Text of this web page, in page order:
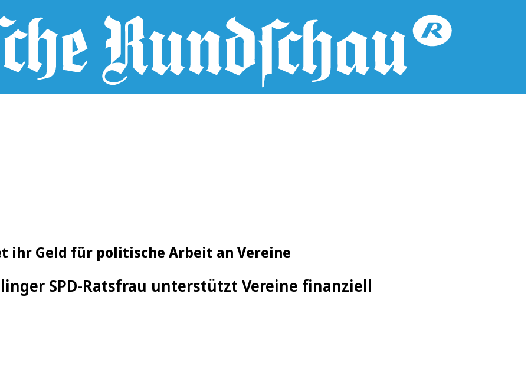
ihr Geld für politische Arbeit an Vereine
SPD-Ratsfrau unterstützt Vereine finanziell